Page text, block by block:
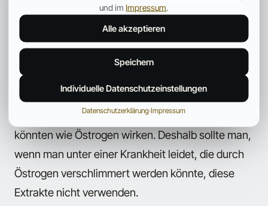
bekannt. Aus diesem Grund sollten schwangere
und stillende Frauen sicherheitshalber darauf
verzichten.
Hormonsensitive Erkrankungen wie Brustkrebs,
Gebärmutterkrebs, Eierstockkrebs und
Endometriose: Extrakte aus der Maca-Knolle
könnten wie Östrogen wirken. Deshalb sollte man,
wenn man unter einer Krankheit leidet, die durch
Östrogen verschlimmert werden könnte, diese
Extrakte nicht verwenden.
und im Impressum
Alle akzeptieren
Speichern
Individuelle Datenschutzeinstellungen
Datenschutzerklärung·Impressum